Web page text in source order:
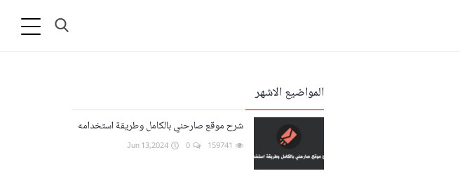
المواضيع الاشهر
شرح موقع صارحني بالكامل وطريقة استخدامه